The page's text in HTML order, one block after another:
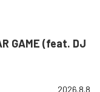
GAME (feat. DJ
2026.8.8